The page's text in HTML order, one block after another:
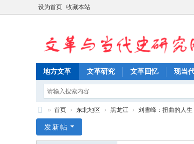
设为首页 收藏本站
地方文革 文革研究 文革回忆 现当
革
» 首页 › 东北地区 › 黑龙江 › 刘雪峰：扭曲的人生
发新帖